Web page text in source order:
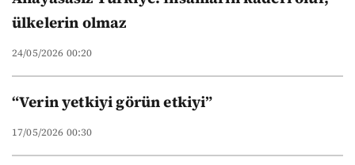
ülkelerin olmaz
24/05/2026 00:20
“Verin yetkiyi görün etkiyi”
17/05/2026 00:30